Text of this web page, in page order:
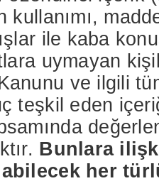
kullanımı,
ile kaba
uymayan
ve ilgili
teşkil eden
Bunlara
her